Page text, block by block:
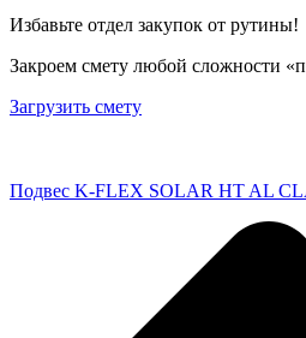
Избавьте отдел закупок от рутины!
Закроем смету любой сложности
Загрузить смету
Подвес K-FLEX SOLAR HT AL